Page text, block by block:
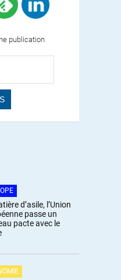
publication
d’asile, l’Union
passe un
pacte avec le